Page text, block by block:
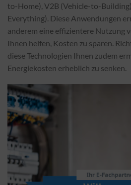
to-Home), V2B (Vehicle-to-
Everything). Diese Anwendungen
anderem eine effizientere Nutzung
Ihnen helfen, Kosten zu sparen.
diese Technologien Ihnen zudem
Energiekosten erheblich zu senken.